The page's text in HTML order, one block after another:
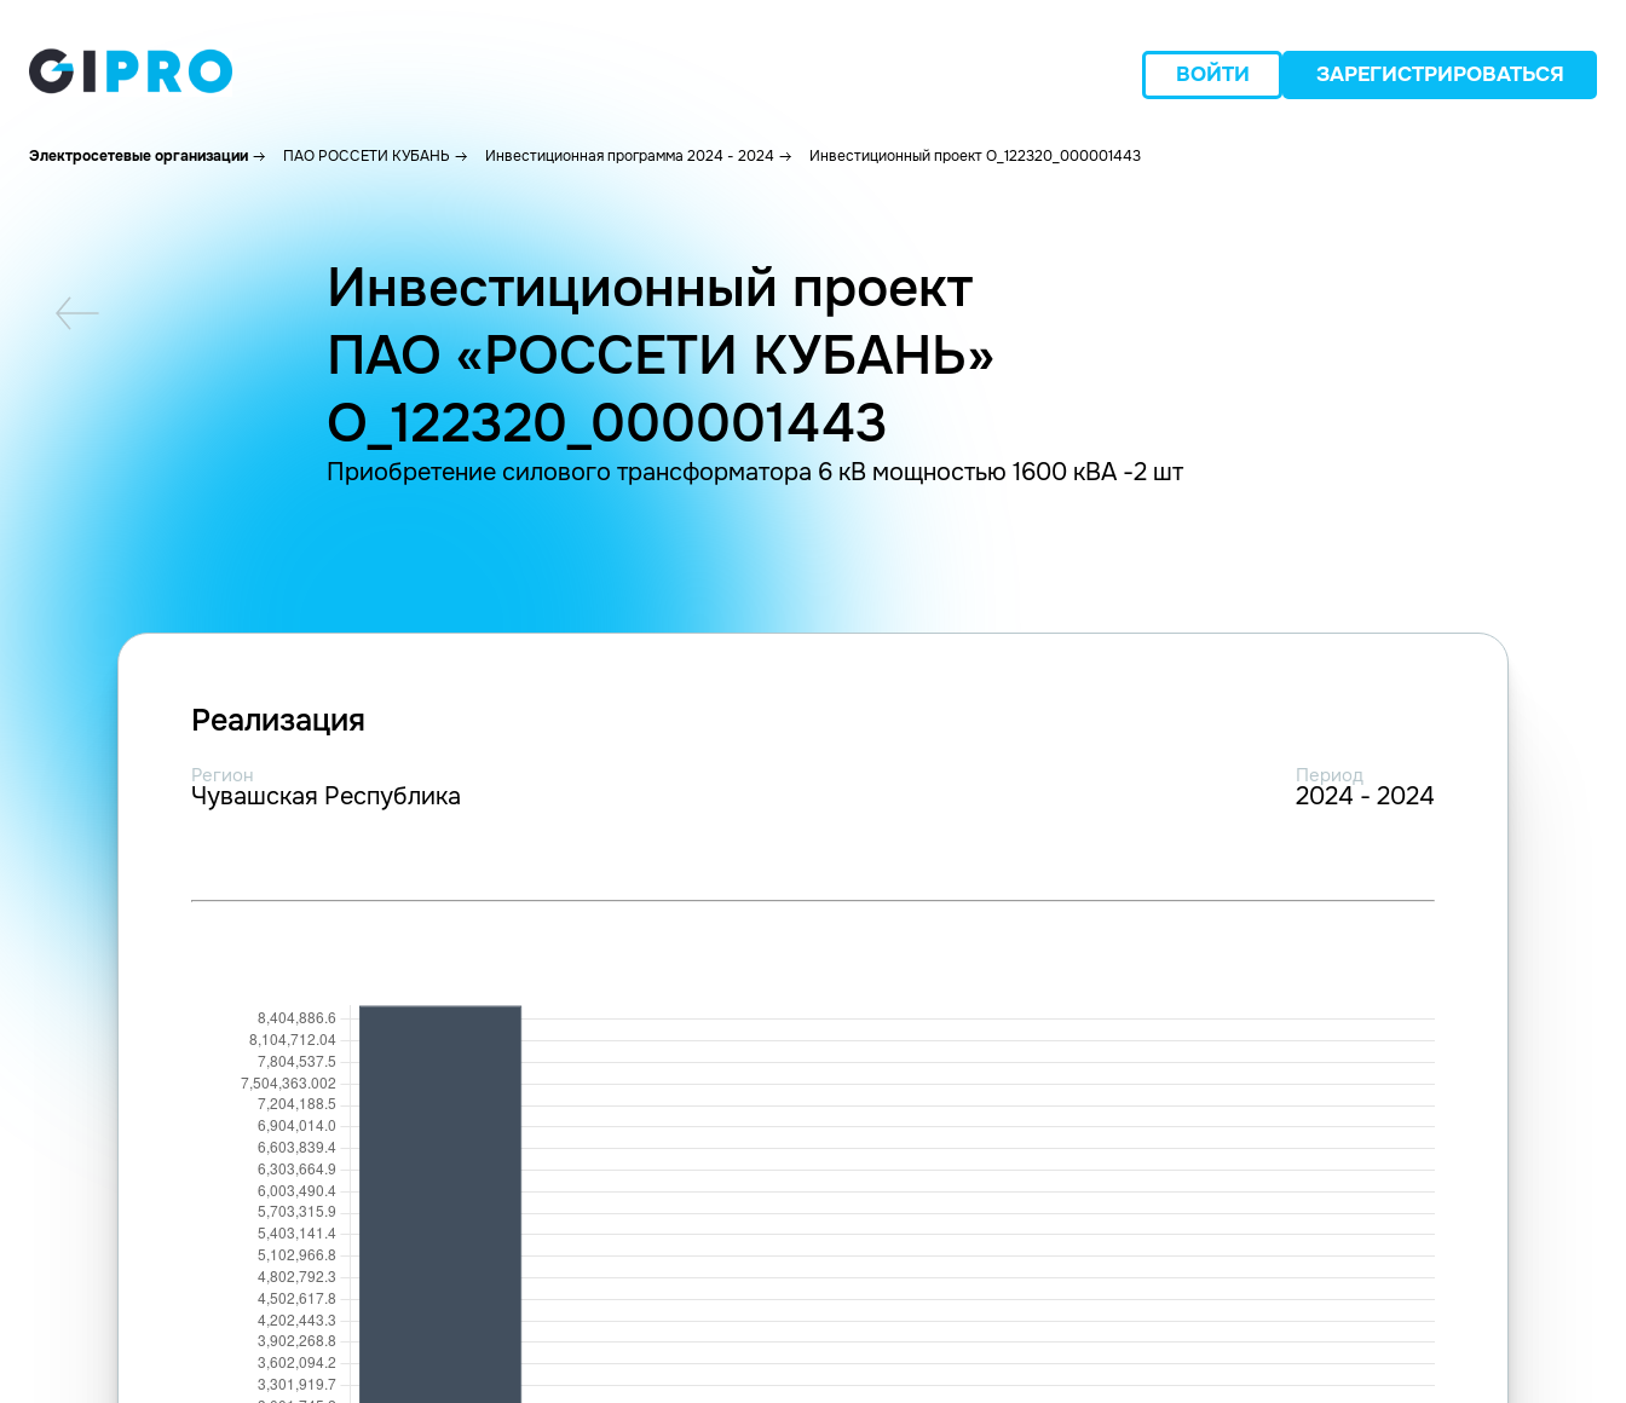
ВОЙТИ ЗАРЕГИСТРИРОВАТЬСЯ
Электросетевые организации ПАО РОССЕТИ КУБАНЬ Инвестиционная программа 2024 - 2024 Инвестиционный проект O_122320_000001443
Инвестиционный проект
ПАО «РОССЕТИ КУБАНЬ»
O_122320_000001443
Приобретение силового трансформатора 6 кВ мощностью 1600 кВА -2 шт
Реализация
Регион
Чувашская Республика
Период
2024 - 2024